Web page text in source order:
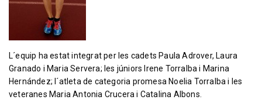
L´equip ha estat integrat per les cadets Paula Adrover, Laura
Granado i Maria Servera; les júniors Irene Torralba i Marina
Hernández; l´atleta de categoria promesa Noelia Torralba i les
veteranes Maria Antonia Crucera i Catalina Albons.